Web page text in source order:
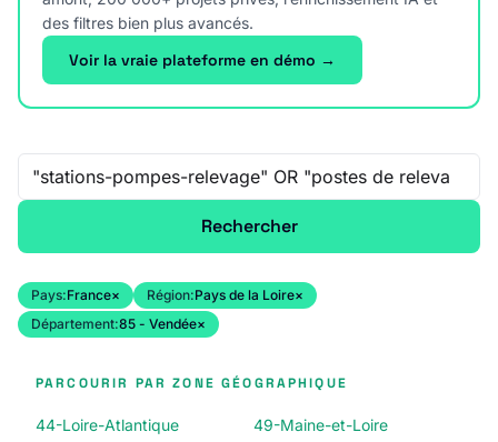
des filtres bien plus avancés.
Voir la vraie plateforme en démo →
Recherche libre
Rechercher
Pays:France× Région:Pays de la Loire×
Département:85 - Vendée×
PARCOURIR PAR ZONE GÉOGRAPHIQUE
44-Loire-Atlantique
49-Maine-et-Loire